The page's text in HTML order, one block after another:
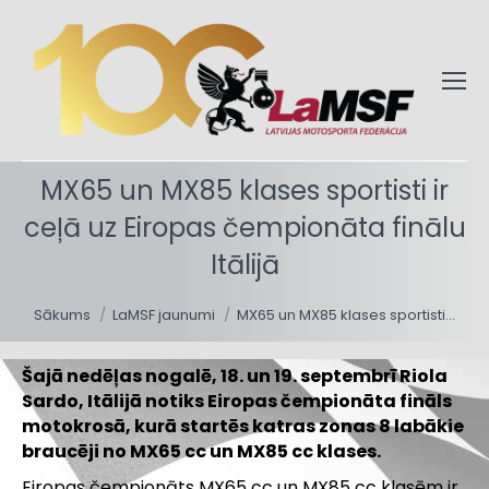
MX65 un MX85 klases sportisti ir
ceļā uz Eiropas čempionāta finālu
Itālijā
Sākums LaMSF jaunumi MX65 un MX85 klases sportisti…
Šajā nedēļas nogalē, 18. un 19. septembrīRiola
Sardo, Itālijā notiks Eiropas čempionāta fināls
motokrosā, kurā startēs katras zonas 8 labākie
braucēji no MX65 cc un MX85 cc klases.